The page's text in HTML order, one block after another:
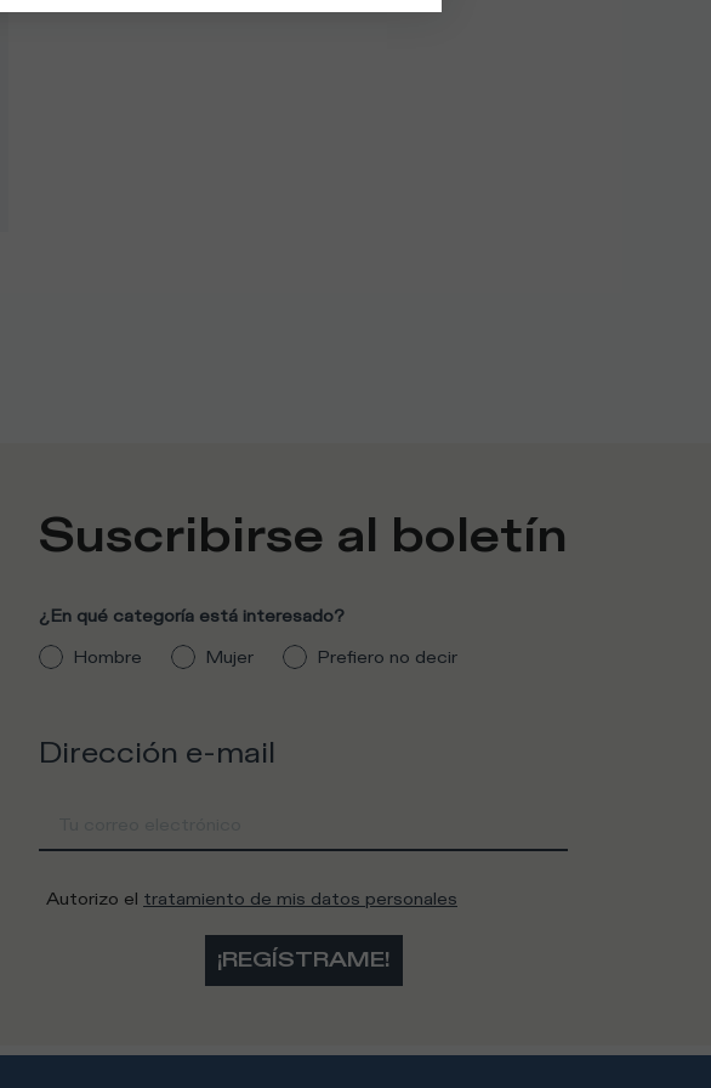
Suscribirse al boletín
¿En qué categoría está interesado?
Hombre
Mujer Prefiero no decir
Dirección e-mail
Autorizo el tratamiento de mis datos personales
¡REGÍSTRAME!